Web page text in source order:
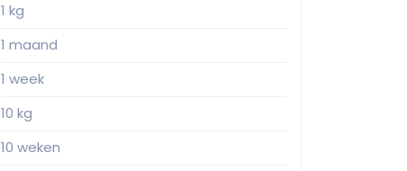
1 kg
1 maand
1 week
10 kg
10 weken